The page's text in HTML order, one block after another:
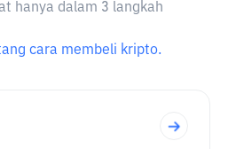
hanya dalam 3 langkah
cara membeli kripto.